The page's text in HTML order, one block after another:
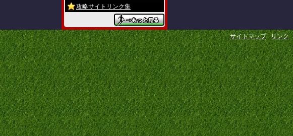
攻略サイトリンク集
サイトマップ リンク